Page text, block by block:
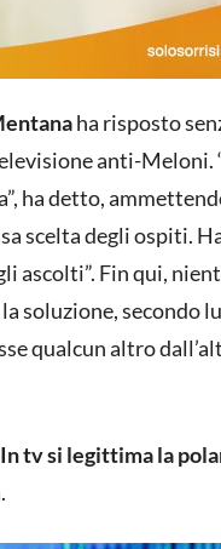
ha risposto
anti-Meloni.
ha detto,
scelta degli ospiti.
ascolti”. Fin qui,
soluzione, secondo
qualcun altro
In tv si legittima la